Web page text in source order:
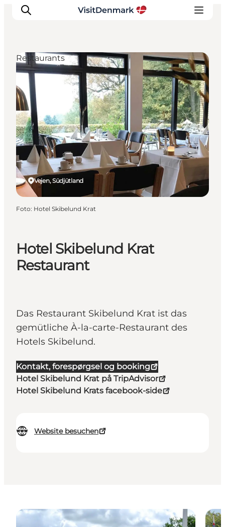
Inspiration
Regionen
Erlebnisse
Unterkünfte
Reiseplanung
Hotel Skibelund Krat
Restaurant
Das Restaurant Skibelund Krat ist das
gemütliche À-la-carte-Restaurant des
Hotels Skibelund.
Kontakt, forespørgsel og booking
Hotel Skibelund Krat på TripAdvisor
Hotel Skibelund Krats facebook-side
Website besuchen
Vejen, Südjütland
Restaurants
Foto: Hotel Skibelund Krat